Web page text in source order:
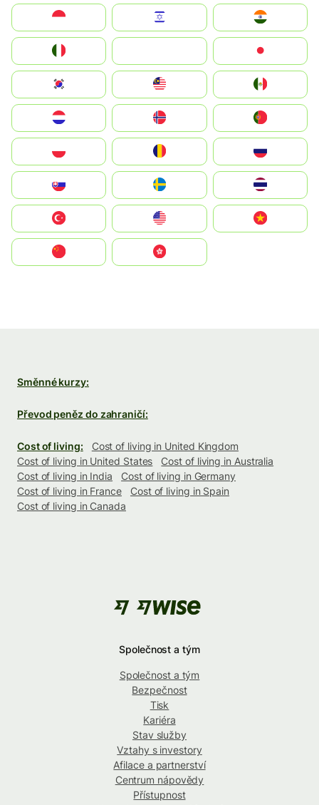
South Korea
United States
中國香港特別行政區
Směnné kurzy:
Převod peněz do zahraničí:
Cost of living:
Cost of living in United Kingdom
Cost of living in United States
Cost of living in Australia
Cost of living in India
Cost of living in Germany
Cost of living in France
Cost of living in Spain
Cost of living in Canada
Společnost a tým
Společnost a tým
Bezpečnost
Tisk
Kariéra
Stav služby
Vztahy s investory
Afilace a partnerství
Centrum nápovědy
Přístupnost